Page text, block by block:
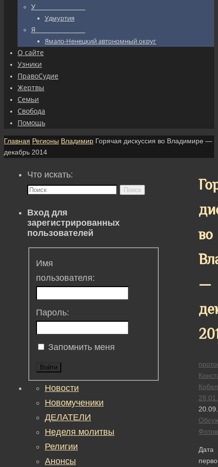
У_________________
Удмуртия
Я_________________
Ямало-Ненецкий автономный округ
О сайте
Узники
ПравоСудие
Жертвы
Семьи
Свобода
Помощь
Главная Регионы Владимир Горячая дискуссия во Владимире —
декабрь 2014
во
—
Дата
Что искать:
Поиск
Вход для
зарегистрированных
пользователей
Имя
пользователя:
Пароль:
Запомнить меня
Войти
Новости
Новомученики
ДЕЛАТЕЛИ
Неделя молитвы
Религии
Анонсы